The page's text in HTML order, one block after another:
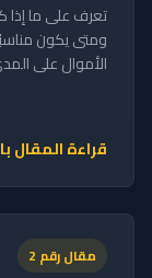
تعرف على ما إذا
ومتى يكون
الأموال على
قراءة المقال
مقال رقم 2